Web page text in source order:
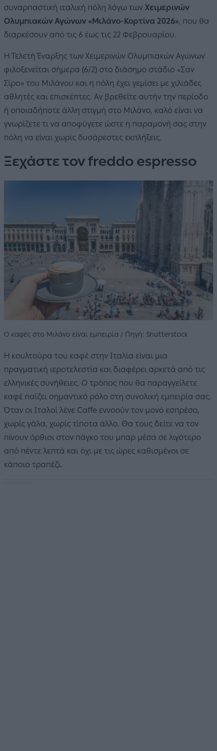
συναρπαστική ιταλική πόλη λόγω των Χειμερινών
Ολυμπιακών Αγώνων «Μιλάνο-Κορτίνα 2026», που θα
διαρκέσουν από τις 6 έως τις 22 Φεβρουαρίου.
Η Τελετή Έναρξης των Χειμερινών Ολυμπιακών Αγώνων
φιλοξενείται σήμερα (6/2) στο διάσημο στάδιο «Σαν
Σίρο» του Μιλάνου και η πόλη έχει γεμίσει με χιλιάδες
αθλητές και επισκέπτες. Αν βρεθείτε αυτήν την περίοδο
ή οποιαδήποτε άλλη στιγμή στο Μιλάνο, καλό είναι να
γνωρίζετε τι να αποφύγετε ώστε η παραμονή σας στην
πόλη να είναι χωρίς δυσάρεστες εκπλήξεις.
Ξεχάστε τον freddo espresso
Ο καφές στο Μιλάνο είναι εμπειρία / Πηγή: Shutterstock
Η κουλτούρα του καφέ στην Ιταλία είναι μια
πραγματική ιεροτελεστία και διαφέρει αρκετά από τις
ελληνικές συνήθειες. Ο τρόπος που θα παραγγείλετε
καφέ παίζει σημαντικό ρόλο στη συνολική εμπειρία σας.
Όταν οι Ιταλοί λένε Caffe εννοούν τον μονό εσπρέσο,
χωρίς γάλα, χωρίς τίποτα άλλο. Θα τους δείτε να τον
πίνουν όρθιοι στον πάγκο του μπαρ μέσα σε λιγότερο
από πέντε λεπτά και όχι με τις ώρες καθισμένοι σε
κάποιο τραπέζι.